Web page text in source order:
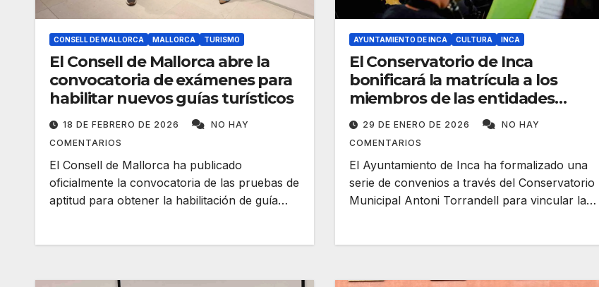
CONSELL DE MALLORCA MALLORCA TURISMO
El Consell de Mallorca abre la
convocatoria de exámenes para
habilitar nuevos guías turísticos
18 DE FEBRERO DE 2026
NO HAY
COMENTARIOS
El Consell de Mallorca ha publicado
oficialmente la convocatoria de las pruebas de
aptitud para obtener la habilitación de guía…
AYUNTAMIENTO DE INCA CULTURA INCA
El Conservatorio de Inca
bonificará la matrícula a los
miembros de las entidades
musicales locales
29 DE ENERO DE 2026
NO HAY
COMENTARIOS
El Ayuntamiento de Inca ha formalizado una
serie de convenios a través del Conservatorio
Municipal Antoni Torrandell para vincular la…